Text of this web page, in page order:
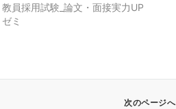
教員採用試験_論文・面接実力UP
ゼミ
次のページへ